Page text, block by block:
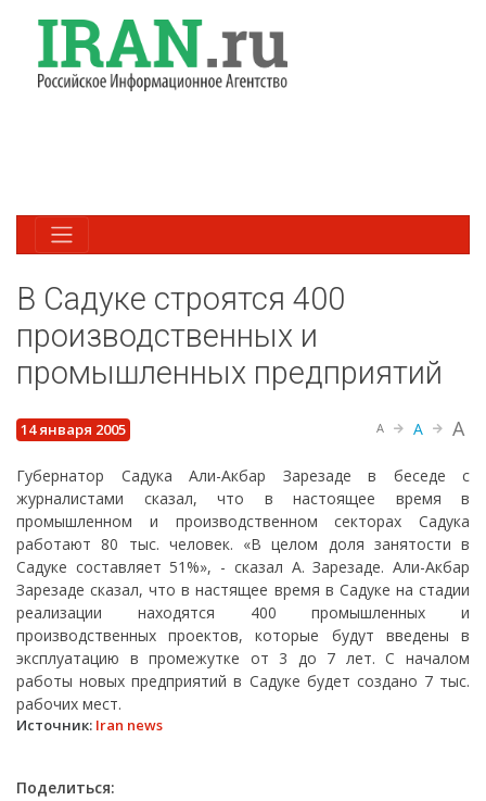
В Садуке строятся 400
производственных и
промышленных предприятий
14 января 2005 A A A
Губернатор Садука Али-Акбар Зарезаде в беседе с
журналистами сказал, что в настоящее время в
промышленном и производственном секторах Садука
работают 80 тыс. человек. «В целом доля занятости в
Садуке составляет 51%», - сказал А. Зарезаде. Али-Акбар
Зарезаде сказал, что в настящее время в Садуке на стадии
реализации находятся 400 промышленных и
производственных проектов, которые будут введены в
эксплуатацию в промежутке от 3 до 7 лет. С началом
работы новых предприятий в Садуке будет создано 7 тыс.
рабочих мест.
Источник: Iran news
Поделиться: